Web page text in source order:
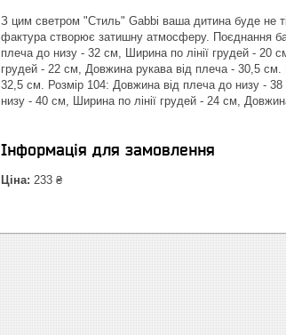
З цим светром "Стиль" Gabbi ваша дитина буде не
фактура створює затишну атмосферу. Поєднання
плеча до низу - 32 см, Ширина по лінії грудей - 20
грудей - 22 см, Довжина рукава від плеча - 30,5
32,5 см. Розмір 104: Довжина від плеча до низу -
низу - 40 см, Ширина по лінії грудей - 24 см,
Інформація для замовлення
Ціна: 233 ₴